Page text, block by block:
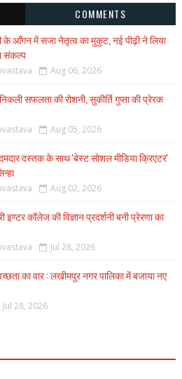
COMMENTS
के आँगन में सजा नेतृत्व का मुकुट, नई पीढ़ी ने लिया
संकल्प
Aug 06, 2026
सफलता की रोशनी, सुकीर्ति गुप्ता की प्रेरक
Aug 05, 2026
दस्तक के साथ 'बेस्ट सोशल मीडिया क्रिएटर'
Aug 02, 2026
इण्टर कॉलेज की विज्ञान प्रदर्शनी बनी प्रेरणा का
Jul 28, 2026
का वार : लखीमपुर नगर पालिका में बजाया नए
Jul 28, 2026